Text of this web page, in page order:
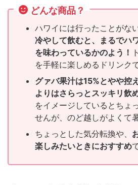
どんな商品？
ハワイには行ったことがな
冷やして飲むと、まるでハ
を味わっているかのよう！
を手軽に楽しめるドリンクで
グァバ果汁は15%とやや控
よりはさらっとスッキリ飲
をイメージしているとちょ
せんが、のど越しがよくて
ちょっとした気分転換や、
楽しみたいときにおすすめ